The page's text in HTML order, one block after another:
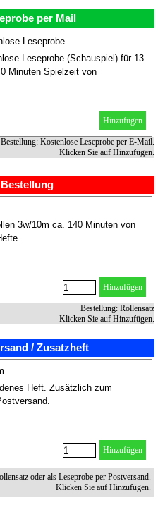
per Mail
Leseprobe
Leseprobe (Schauspiel) für 13
Minuten Spielzeit von
Hinzufügen
Bestellung: Kostenlose Leseprobe per E-Mail.
Klicken Sie auf Hinzufügen.
3w/10m ca. 140 Minuten von
Hinzufügen
Bestellung: Rollensatz
Klicken Sie auf Hinzufügen.
/ Zusatzheft
Heft. Zusätzlich zum
Hinzufügen
oder als Leseprobe per Postversand.
Klicken Sie auf Hinzufügen.